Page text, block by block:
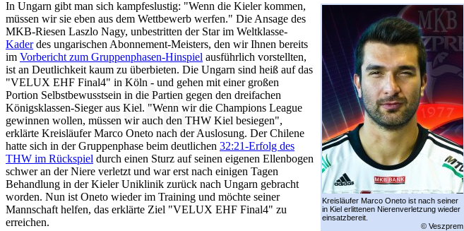
Kreisläufer Marco Oneto ist nach seiner
in Kiel erlittenen Nierenverletzung wieder
einsatzbereit.
© Veszprem
In Ungarn gibt man sich kampfeslustig: "Wenn die Kieler kommen,
müssen wir sie eben aus dem Wettbewerb werfen." Die Ansage des
MKB-Riesen Laszlo Nagy, unbestritten der Star im Weltklasse-
Kaderdes ungarischen Abonnement-Meisters, den wir Ihnen bereits
im Vorbericht zum Gruppenphasen-Hinspiel ausführlich vorstellten,
ist an Deutlichkeit kaum zu überbieten. Die Ungarn sind heiß auf das
"VELUX EHF Final4" in Köln - und gehen mit einer großen
Portion Selbstbewusstsein in die Partien gegen den dreifachen
Königsklassen-Sieger aus Kiel. "Wenn wir die Champions League
gewinnen wollen, müssen wir auch den THW Kiel besiegen",
erklärte Kreisläufer Marco Oneto nach der Auslosung. Der Chilene
hatte sich in der Gruppenphase beim deutlichen 32:21-Erfolg des
THW im Rückspiel durch einen Sturz auf seinen eigenen Ellenbogen
schwer an der Niere verletzt und war erst nach einigen Tagen
Behandlung in der Kieler Uniklinik zurück nach Ungarn gebracht
worden. Nun ist Oneto wieder im Training und möchte seiner
Mannschaft helfen, das erklärte Ziel "VELUX EHF Final4" zu
erreichen.